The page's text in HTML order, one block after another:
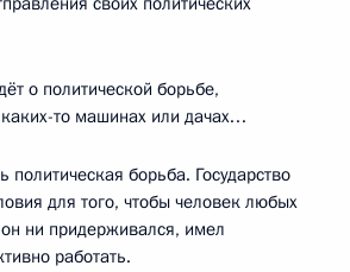
о политической борьбе,
то машинах или дачах…
политическая борьба. Государство
для того, чтобы человек любых
ни придерживался, имел
работать.